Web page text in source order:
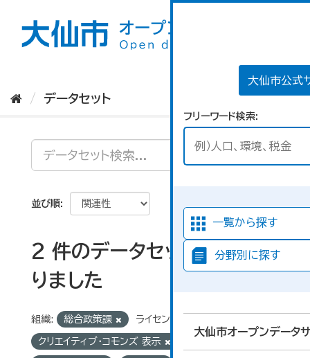
大仙市公式
フリーワード検索
一覧から探す
分野別に探す
大仙市オープンデータ
データセット
並び順
2 件のデータセットが見つか
りました
組織: 総合政策課 ライセンス:
クリエイティブ・コモンズ 表示